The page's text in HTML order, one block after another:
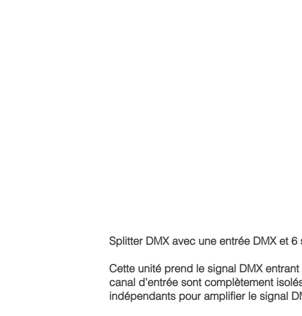
Splitter DMX avec une entrée DMX et 6
Cette unité prend le signal DMX
canal d’entrée sont complètement
indépendants pour amplifier le signal